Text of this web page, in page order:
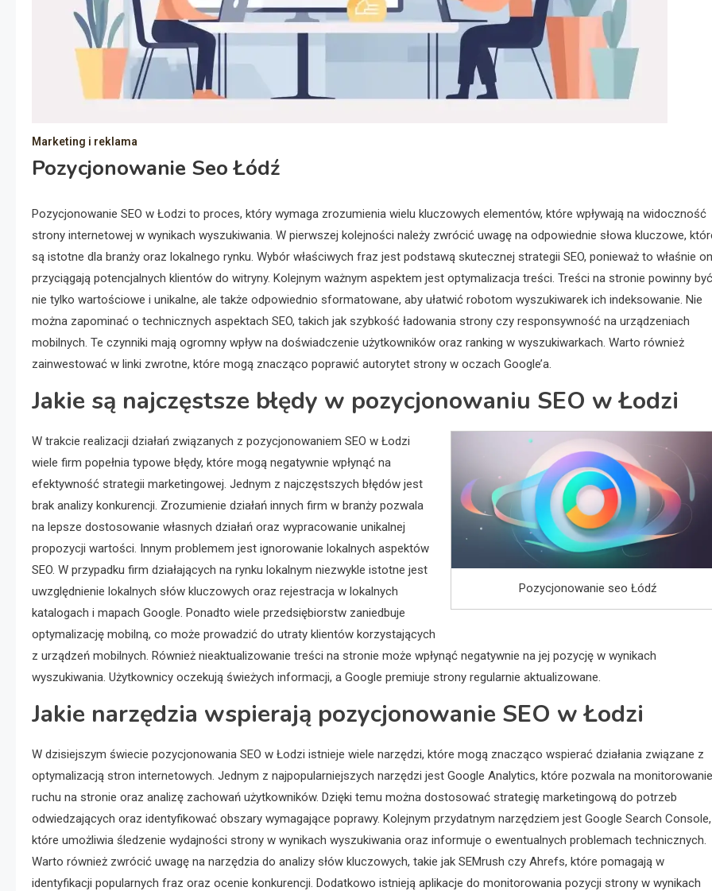
Marketing i reklama
Pozycjonowanie Seo Łódź
Pozycjonowanie SEO w Łodzi to proces, który wymaga zrozumienia wielu kluczowych elementów, które wpływają na widoczność
strony internetowej w wynikach wyszukiwania. W pierwszej kolejności należy zwrócić uwagę na odpowiednie słowa kluczowe,
są istotne dla branży oraz lokalnego rynku. Wybór właściwych fraz jest podstawą skutecznej strategii SEO, ponieważ to właśnie
przyciągają potencjalnych klientów do witryny. Kolejnym ważnym aspektem jest optymalizacja treści. Treści na stronie powinny być
nie tylko wartościowe i unikalne, ale także odpowiednio sformatowane, aby ułatwić robotom wyszukiwarek ich indeksowanie. Nie
można zapominać o technicznych aspektach SEO, takich jak szybkość ładowania strony czy responsywność na urządzeniach
mobilnych. Te czynniki mają ogromny wpływ na doświadczenie użytkowników oraz ranking w wyszukiwarkach. Warto również
zainwestować w linki zwrotne, które mogą znacząco poprawić autorytet strony w oczach Google’a.
Jakie są najczęstsze błędy w pozycjonowaniu SEO w Łodzi
Pozycjonowanie seo Łódź
W trakcie realizacji działań związanych z pozycjonowaniem SEO w Łodzi
wiele firm popełnia typowe błędy, które mogą negatywnie wpłynąć na
efektywność strategii marketingowej. Jednym z najczęstszych błędów jest
brak analizy konkurencji. Zrozumienie działań innych firm w branży pozwala
na lepsze dostosowanie własnych działań oraz wypracowanie unikalnej
propozycji wartości. Innym problemem jest ignorowanie lokalnych aspektów
SEO. W przypadku firm działających na rynku lokalnym niezwykle istotne jest
uwzględnienie lokalnych słów kluczowych oraz rejestracja w lokalnych
katalogach i mapach Google. Ponadto wiele przedsiębiorstw zaniedbuje
optymalizację mobilną, co może prowadzić do utraty klientów korzystających
z urządzeń mobilnych. Również nieaktualizowanie treści na stronie może wpłynąć negatywnie na jej pozycję w wynikach
wyszukiwania. Użytkownicy oczekują świeżych informacji, a Google premiuje strony regularnie aktualizowane.
Jakie narzędzia wspierają pozycjonowanie SEO w Łodzi
W dzisiejszym świecie pozycjonowania SEO w Łodzi istnieje wiele narzędzi, które mogą znacząco wspierać działania związane z
optymalizacją stron internetowych. Jednym z najpopularniejszych narzędzi jest Google Analytics, które pozwala na monitorowanie
ruchu na stronie oraz analizę zachowań użytkowników. Dzięki temu można dostosować strategię marketingową do potrzeb
odwiedzających oraz identyfikować obszary wymagające poprawy. Kolejnym przydatnym narzędziem jest Google Search Console,
które umożliwia śledzenie wydajności strony w wynikach wyszukiwania oraz informuje o ewentualnych problemach technicznych.
Warto również zwrócić uwagę na narzędzia do analizy słów kluczowych, takie jak SEMrush czy Ahrefs, które pomagają w
identyfikacji popularnych fraz oraz ocenie konkurencji. Dodatkowo istnieją aplikacje do monitorowania pozycji strony w wynikach